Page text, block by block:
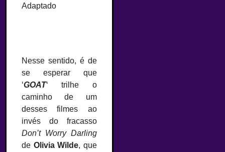
Adaptado
Nesse sentido, é de
se esperar que
‘GOAT‘ trilhe o
caminho de um
desses filmes ao
invés do fracasso
Don’t Worry Darling
de Olivia Wilde, que